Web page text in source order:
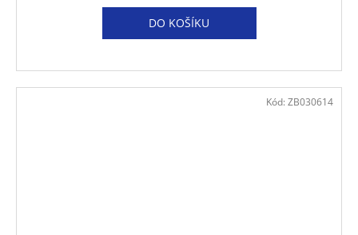
DO KOŠÍKU
Kód: ZB030614